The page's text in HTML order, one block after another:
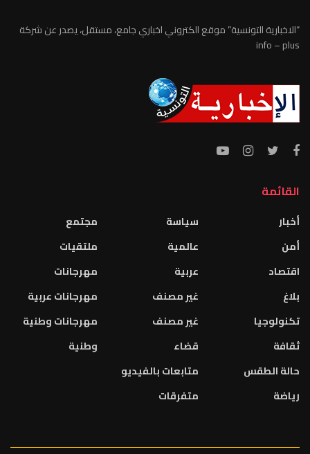
“الاخبارية التونسية” موقع الكتروني اخباري جامع، مستقل، يصدر عن شركة
info – plus
القائمة
أخبار
أمن
اقتصاد
بلاغ
تكنولوجيا
ثقافة
حالة الطقس
رياضة
سياسة
عالمية
عربية
غير مصنف
غير مصنف
قضاء
متابعات بالفيديو
متفرقات
مجتمع
ملتقيات
مهرجانات
مهرجانات عربية
مهرجانات وطنية
وطنية